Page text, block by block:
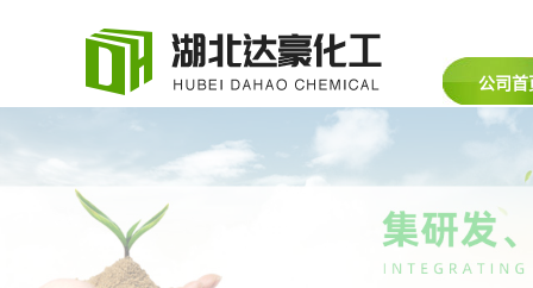
公司首